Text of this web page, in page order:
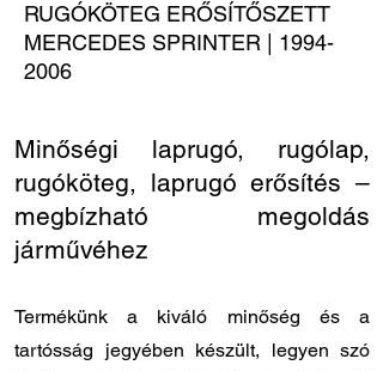
RUGÓKÖTEG ERŐSÍTŐSZETT
MERCEDES SPRINTER | 1994-
2006
Minőségi laprugó, rugólap,
rugóköteg, laprugó erősítés –
megbízható megoldás
járművéhez
Termékünk a kiváló minőség és a
tartósság jegyében készült, legyen szó